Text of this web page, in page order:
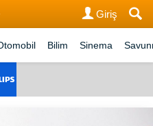
Giriş
Bilim Sinema